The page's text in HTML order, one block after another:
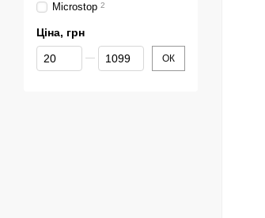
Microstop 2
Ціна, грн
Від Ціна, грн
До Ціна, грн ОК